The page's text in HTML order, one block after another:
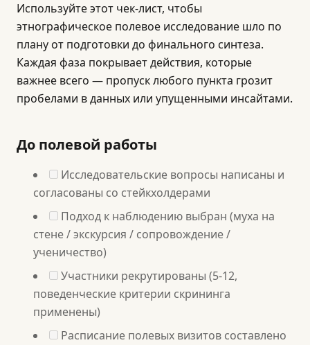
Используйте этот чек-лист, чтобы
этнографическое полевое исследование шло по
плану от подготовки до финального синтеза.
Каждая фаза покрывает действия, которые
важнее всего — пропуск любого пункта грозит
пробелами в данных или упущенными инсайтами.
До полевой работы
Исследовательские вопросы написаны и
согласованы со стейкхолдерами
Подход к наблюдению выбран (муха на
стене / экскурсия / сопровождение /
ученичество)
Участники рекрутированы (5-12,
поведенческие критерии скрининга
применены)
Расписание полевых визитов составлено